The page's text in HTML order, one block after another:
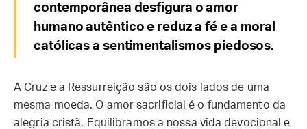
contemporânea desfigura o amor
humano autêntico e reduz a fé e a moral
católicas a sentimentalismos piedosos.
A Cruz e a Ressurreição são os dois lados de uma
mesma moeda. O amor sacrificial é o fundamento da
alegria cristã. Equilibramos a nossa vida devocional e